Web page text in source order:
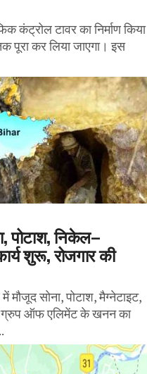
कंट्रोल टावर का निर्माण किया
पूरा कर लिया जाएगा। इस
पोटाश, निकेल–
शुरू, रोजगार की
मौजूद सोना, पोटाश, मैग्नेटाइट,
ग्रुप ऑफ एलिमेंट के खनन का